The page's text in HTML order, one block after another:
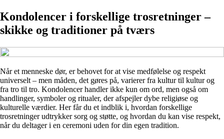
Kondolencer i forskellige trosretninger –
skikke og traditioner på tværs
Når et menneske dør, er behovet for at vise medfølelse og respekt
universelt – men måden, det gøres på, varierer fra kultur til kultur og
fra tro til tro. Kondolencer handler ikke kun om ord, men også om
handlinger, symboler og ritualer, der afspejler dybe religiøse og
kulturelle værdier. Her får du et indblik i, hvordan forskellige
trosretninger udtrykker sorg og støtte, og hvordan du kan vise respekt,
når du deltager i en ceremoni uden for din egen tradition.